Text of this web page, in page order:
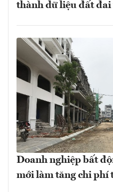
thành dữ liệu đất đai
Doanh nghiệp bất
mới làm tăng chi phí